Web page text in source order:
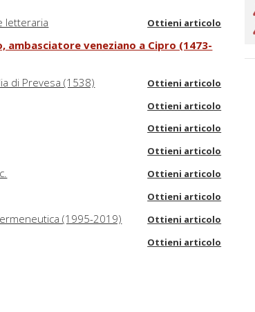
letteraria Ottieni articolo
veneziano a Cipro (1473-
di Prevesa (1538)
Ottieni articolo
Ottieni articolo
Ottieni articolo
Ottieni articolo
Ottieni articolo
Ottieni articolo
(1995-2019) Ottieni articolo
Ottieni articolo